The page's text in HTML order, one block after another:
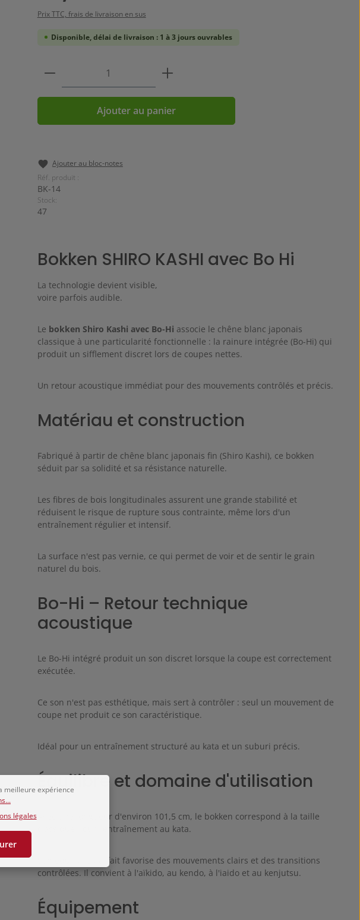
Prix TTC, frais de livraison en sus
Disponible, délai de livraison : 1 à 3 jours ouvrables
Quantité de produit : Entrez la quantité
Ajouter au panier
Ajouter au bloc-notes
Réf. produit :
BK-14
Stock:
47
Bokken SHIRO KASHI avec Bo Hi
La technologie devient visible,
voire parfois audible.
Le bokken Shiro Kashi avec Bo-Hi associe le chêne blanc japonais
classique à une particularité fonctionnelle : la rainure intégrée (Bo-Hi) qui
produit un sifflement discret lors de coupes nettes.
Un retour acoustique immédiat pour des mouvements contrôlés et précis.
Matériau et construction
Fabriqué à partir de chêne blanc japonais fin (Shiro Kashi), ce bokken
séduit par sa solidité et sa résistance naturelle.
Les fibres de bois longitudinales assurent une grande stabilité et
réduisent le risque de rupture sous contrainte, même lors d'un
entraînement régulier et intensif.
La surface n'est pas vernie, ce qui permet de voir et de sentir le grain
naturel du bois.
Bo-Hi – Retour technique
acoustique
Le Bo-Hi intégré produit un son discret lorsque la coupe est correctement
exécutée.
Ce son n'est pas esthétique, mais sert à contrôler : seul un mouvement de
coupe net produit ce son caractéristique.
Idéal pour un entraînement structuré au kata et un suburi précis.
Équilibre et domaine d'utilisation
Avec une longueur d'environ 101,5 cm, le bokken correspond à la taille
classique pour l'entraînement au kata.
Son équilibre parfait favorise des mouvements clairs et des transitions
contrôlées. Il convient à l'aïkido, au kendo, à l'iaido et au kenjutsu.
Équipement
meilleure expérience
légales